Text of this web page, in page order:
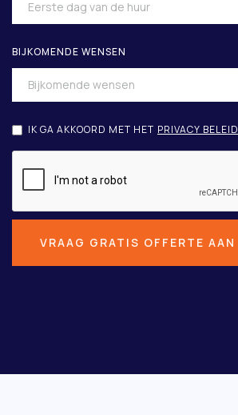
BIJKOMENDE WENSEN
IK GA AKKOORD MET HET PRIVACY BELEID